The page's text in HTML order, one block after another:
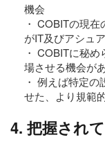
機会
・ COBITの現
がIT及びアシュ
・ COBITに秘
場させる機会があ
・ 例えば特定
せた、より規範
4. 把握され